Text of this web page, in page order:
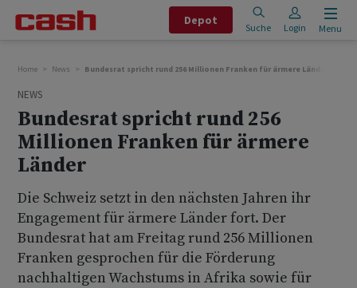
Depot
Suche Login Menu
Home News Bundesrat spricht rund 256 Millionen Franken für ärmere Länder
NEWS
Bundesrat spricht rund 256
Millionen Franken für ärmere
Länder
Die Schweiz setzt in den nächsten Jahren ihr
Engagement für ärmere Länder fort. Der
Bundesrat hat am Freitag rund 256 Millionen
Franken gesprochen für die Förderung
nachhaltigen Wachstums in Afrika sowie für